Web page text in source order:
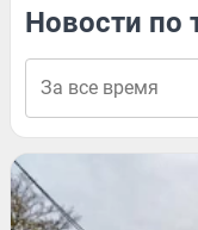
Новости по